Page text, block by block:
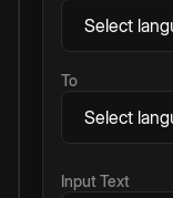
To
Input Text